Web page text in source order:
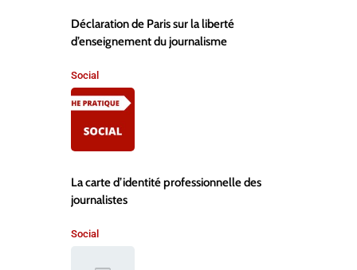
Déclaration de Paris sur la liberté
d’enseignement du journalisme
La carte d’identité professionnelle des
journalistes
Social
Social